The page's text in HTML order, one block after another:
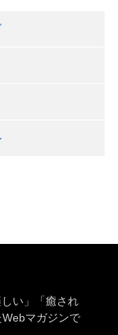
い」「癒され
マガジンで